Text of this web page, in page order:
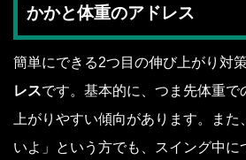
かかと体重のアドレス
簡単にできる2つ目の伸び上がり対
レスです。基本的に、つま先体重で
上がりやすい傾向があります。ま
いよ」という方でも、スイング中に